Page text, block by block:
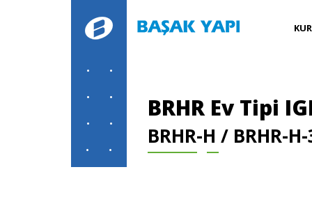
BRHR Ev Tipi
BRHR-H / BRHR-